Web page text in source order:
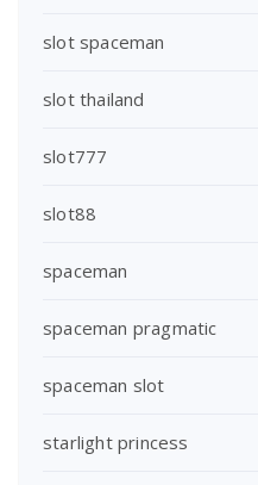
slot spaceman
slot thailand
slot777
slot88
spaceman
spaceman pragmatic
spaceman slot
starlight princess